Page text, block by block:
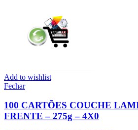
Add to wishlist
Fechar
100 CARTÕES COUCHE
FRENTE – 275g – 4X0